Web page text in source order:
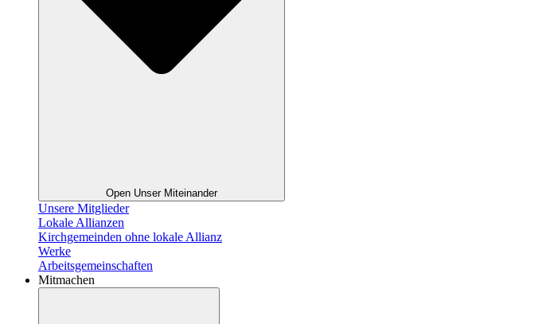
Open Unser Miteinander
Unsere Mitglieder
Lokale Allianzen
Kirchgemeinden ohne lokale Allianz
Werke
Arbeitsgemeinschaften
Mitmachen